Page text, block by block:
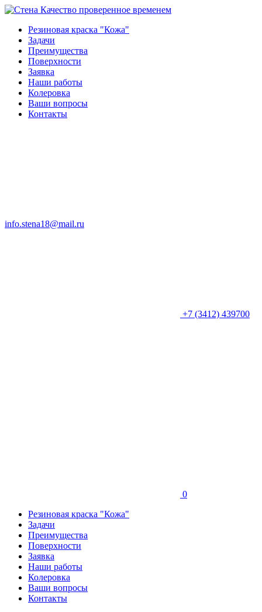
Качество проверенное временем
Резиновая краска "Кожа"
Задачи
Преимущества
Поверхности
Заявка
Наши работы
Колеровка
Ваши вопросы
Контакты
info.stena18@mail.ru
+7 (3412) 439700
0
Резиновая краска "Кожа"
Задачи
Преимущества
Поверхности
Заявка
Наши работы
Колеровка
Ваши вопросы
Контакты